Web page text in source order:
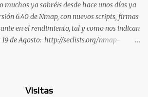
tener en los marcadores de nuestro
muchos ya sabréis desde hace unos días ya
6.40 de Nmap, con nuevos scripts, firmas
en el rendimiento, tal y como nos indican
19 de Agosto: http://seclists.org/nmap-
you to run Lua scripts with Ncat,
Visitas